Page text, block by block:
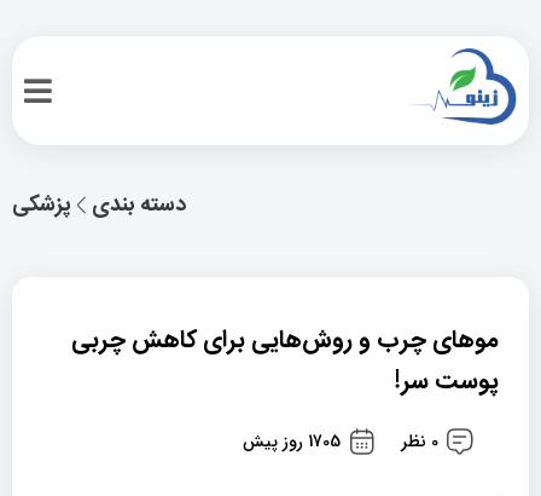
پزشکی دسته بندی
موهای چرب و روش‌هایی برای کاهش چربی
پوست سر!
0 نظر 1705 روز پیش